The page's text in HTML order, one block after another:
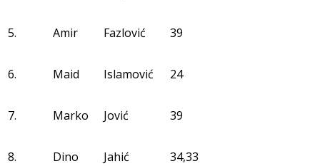
5. Amir Fazlović 39
6. Maid Islamović 24
7. Marko Jović 39
8. Dino Jahić 34,33